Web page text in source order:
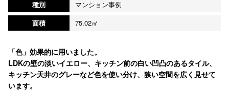
種別
マンション事例
面積
75.02㎡
「色」効果的に用いました。
LDKの壁の淡いイエロー、キッチン前の白い凹凸のあるタイル、
キッチン天井のグレーなど色を使い分け、狭い空間を広く見せて
います。